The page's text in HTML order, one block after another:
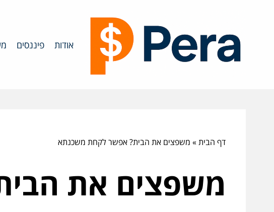
אודות פיננסים
דף הבית» משפצים את הבית? אפשר לקחת משכנתא
משפצים את